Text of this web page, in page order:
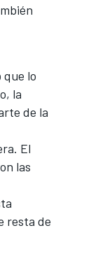
que lo
la
de la
El
las
resta de